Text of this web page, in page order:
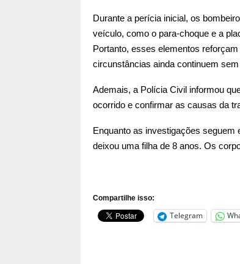
Durante a perícia inicial, os
veículo, como o para-choque e a
Portanto, esses elementos
circunstâncias ainda continuem
Ademais, a Polícia Civil informou
ocorrido e confirmar as causas da
Enquanto as investigações
deixou uma filha de 8 anos. Os
Compartilhe isso:
Telegram